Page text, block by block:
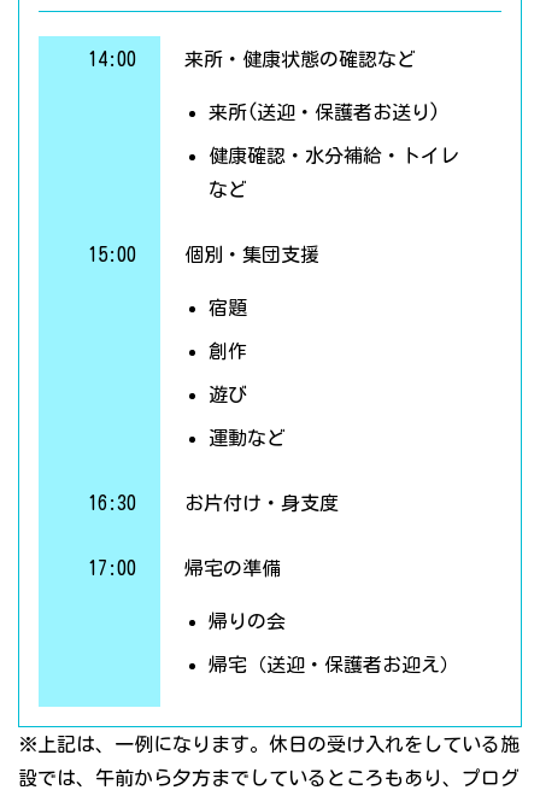
14:00 来所・健康状態の確認など
来所(送迎・保護者お送り)
健康確認・水分補給・トイレ
など
15:00 個別・集団支援
宿題
創作
遊び
運動など
16:30 お片付け・身支度
17:00 帰宅の準備
帰りの会
帰宅（送迎・保護者お迎え）
※上記は、一例になります。休日の受け入れをしている施
設では、午前から夕方までしているところもあり、プログ